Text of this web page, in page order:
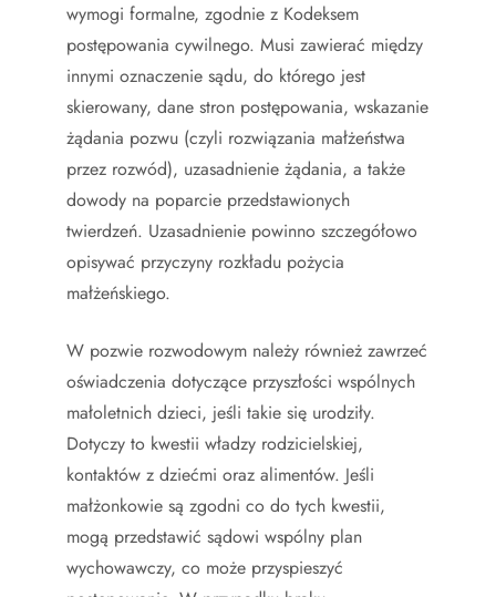
wymogi formalne, zgodnie z Kodeksem
postępowania cywilnego. Musi zawierać między
innymi oznaczenie sądu, do którego jest
skierowany, dane stron postępowania, wskazanie
żądania pozwu (czyli rozwiązania małżeństwa
przez rozwód), uzasadnienie żądania, a także
dowody na poparcie przedstawionych
twierdzeń. Uzasadnienie powinno szczegółowo
opisywać przyczyny rozkładu pożycia
małżeńskiego.
W pozwie rozwodowym należy również zawrzeć
oświadczenia dotyczące przyszłości wspólnych
małoletnich dzieci, jeśli takie się urodziły.
Dotyczy to kwestii władzy rodzicielskiej,
kontaktów z dziećmi oraz alimentów. Jeśli
małżonkowie są zgodni co do tych kwestii,
mogą przedstawić sądowi wspólny plan
wychowawczy, co może przyspieszyć